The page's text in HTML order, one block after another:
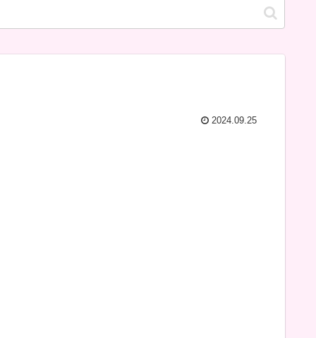
2024.09.25